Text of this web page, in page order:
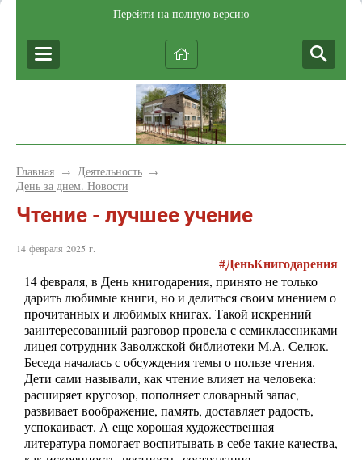
Перейти на полную версию
Главная → Деятельность →
День за днем. Новости
Чтение - лучшее учение
14 февраля 2025 г.
#ДеньКнигодарения
14 февраля, в День книгодарения, принято не только
дарить любимые книги, но и делиться своим мнением о
прочитанных и любимых книгах. Такой искренний
заинтересованный разговор провела с семиклассниками
лицея сотрудник Заволжской библиотеки М.А. Селюк.
Беседа началась с обсуждения темы о пользе чтения.
Дети сами называли, как чтение влияет на человека:
расширяет кругозор, пополняет словарный запас,
развивает воображение, память, доставляет радость,
успокаивает. А еще хорошая художественная
литература помогает воспитывать в себе такие качества,